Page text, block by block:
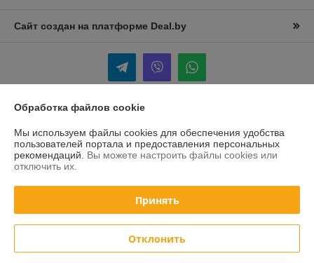
Сайт создан на платформе Deal.by
Юридическое лицо:Частное предприятие “ПрофиСпец-торг”
Республика Беларусь ,Минский р-н, Большое Стиклево,ул Молодежная
1
Регистрационный номер ЕГР: 692108937
Регистрационный орган: Минский Облисполком
Дата регистрации компании: 18.12.2018
Обработка файлов cookie
Мы используем файлы cookies для обеспечения удобства
пользователей портала и предоставления персональных
рекомендаций. Вы можете настроить файлы cookies или
отключить их.
Принять
Отклонить